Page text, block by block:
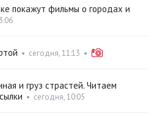
покажут фильмы о городах и
• сегодня, 11:13 •
и груз страстей. Читаем
• сегодня, 10:05